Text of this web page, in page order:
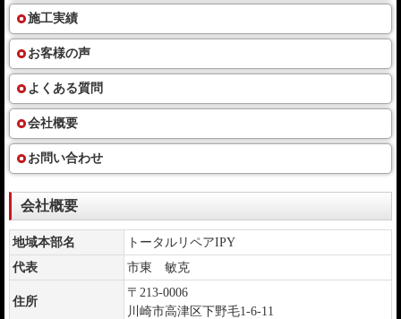
施工実績
お客様の声
よくある質問
会社概要
お問い合わせ
会社概要
地域本部名
トータルリペアIPY
代表
市東 敏克
住所
〒213-0006
川崎市高津区下野毛1-6-11